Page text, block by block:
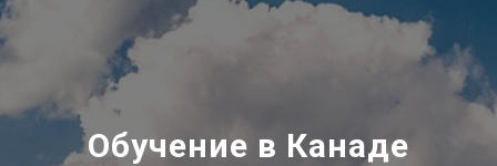
Обучение в Канаде